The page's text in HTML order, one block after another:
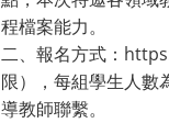
程檔案能力。
二、報名方式：
限），每組學生人數
導教師聯繫。